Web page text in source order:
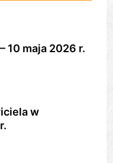
10 maja 2026 r.
w